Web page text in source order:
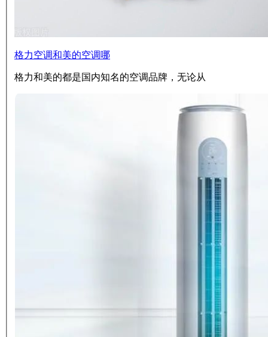
格力空调和美的空调哪
格力和美的都是国内知名的空调品牌，无论从